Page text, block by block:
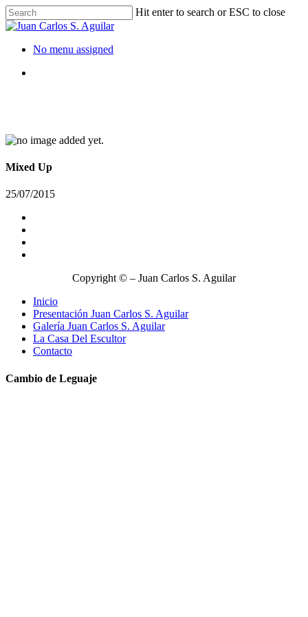
Hit enter to search or ESC to close
No menu assigned
Mixed Up
25/07/2015
Copyright © – Juan Carlos S. Aguilar
Inicio
Presentación Juan Carlos S. Aguilar
Galería Juan Carlos S. Aguilar
La Casa Del Escultor
Contacto
Cambio de Leguaje